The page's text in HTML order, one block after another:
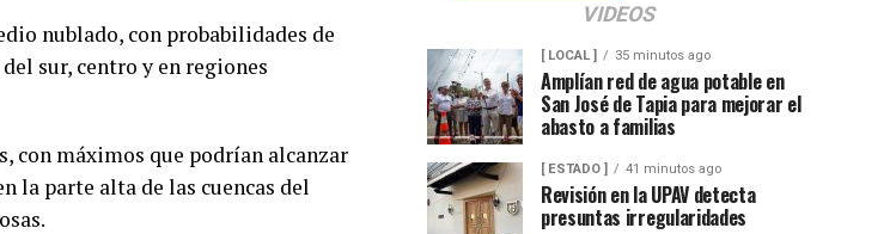
nublado, con probabilidades de
sur, centro y en regiones
con máximos que podrían alcanzar
la parte alta de las cuencas del
VIDEOS
[ LOCAL ] 35 minutos ago
Amplían red de agua potable en
San José de Tapia para mejorar el
abasto a familias
[ ESTADO ] 41 minutos ago
Revisión en la UPAV detecta
presuntas irregularidades